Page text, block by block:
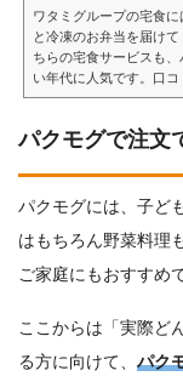
ワタミグループの宅食
と冷凍のお弁当を届け
ちらの宅食サービスも
い年代に人気です。口コ
パクモグで注文
パクモグには、子ど
はもちろん野菜料理
ご家庭にもおすすめ
ここからは「実際ど
る方に向けて、 パク